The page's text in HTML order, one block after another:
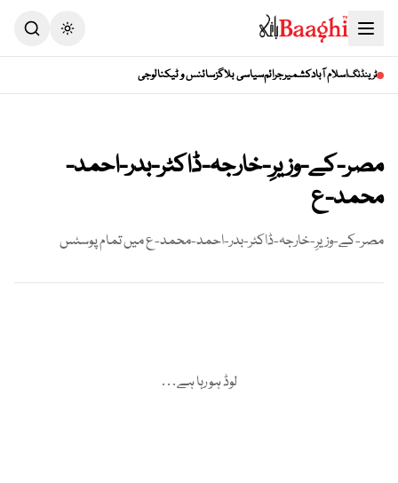
ٹرینڈنگاسلام آبادکشمیرجرائمسیاسی بلاگزسائنس و ٹیکنالوجی
مصر-کے-وزیرِ-خارجہ-ڈاکٹر-بدر-احمد-
محمد-ع
مصر-کے-وزیرِ-خارجہ-ڈاکٹر-بدر-احمد-محمد-عمیں تمام پوسٹس
لوڈ ہو رہا ہے…